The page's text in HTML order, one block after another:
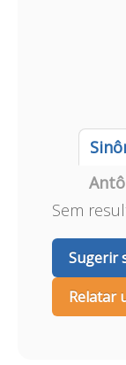
Sem
Sugerir
Relatar